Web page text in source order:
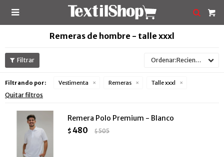

Remeras de hombre - talle xxxl
Recientes
Filtrando por: Vestimenta Remeras Talle xxxl
Quitar filtros
Remera Polo Premium - Blanco
$ 480 $505